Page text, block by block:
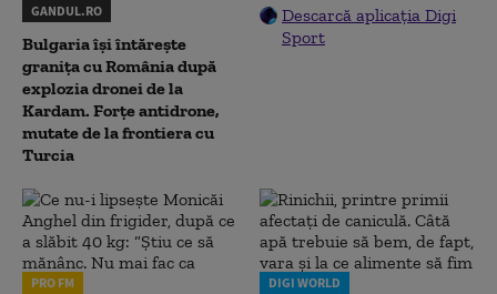
GANDUL.RO
Bulgaria își întărește
granița cu România după
explozia dronei de la
Kardam. Forțe antidrone,
mutate de la frontiera cu
Turcia
Descarcă aplicația Digi
Sport
PRO FM DIGI WORLD